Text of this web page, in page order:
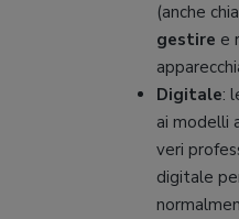
(anche
gestire e
Digitale:
ai modelli
veri
digitale